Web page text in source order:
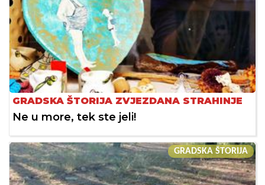
GRADSKA ŠTORIJA ZVJEZDANA STRAHINJE
Ne u more, tek ste jeli!
GRADSKA ŠTORIJA